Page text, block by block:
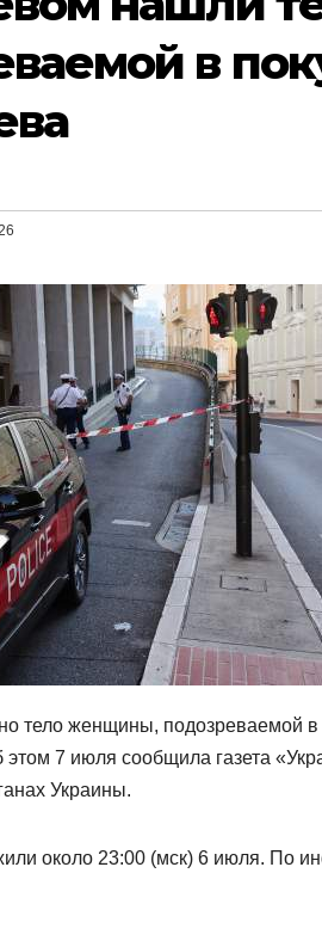
в
тело женщины, подозреваемой
7 июля сообщила газета
Украины.
около 23:00 (мск) 6 июля. По